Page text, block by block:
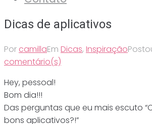
Dicas de aplicativos
Por camillaEm Dicas, Inspiração
comentário(s)
Hey, pessoal!
Bom dia!!!
Das perguntas que eu mais escuto
bons aplicativos?!”